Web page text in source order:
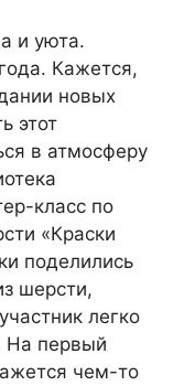
и уюта.
Кажется,
новых
этот
в атмосферу
класс по
«Краски
поделились
шерсти,
легко
На первый
чем-то